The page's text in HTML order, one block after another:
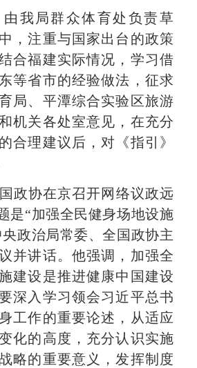
局群众体育处负责草
，注重与国家出台的政策
合福建实际情况，学习借
等省市的经验做法，征求
局、平潭综合实验区旅游
机关各处室意见，在充分
合理建议后，对《指引》
协在京召开网络议政远
是“加强全民健身场地设施
政治局常委、全国政协主
并讲话。他强调，加强全
建设是推进健康中国建设
深入学习领会习近平总书
工作的重要论述，从适应
化的高度，充分认识实施
略的重要意义，发挥制度